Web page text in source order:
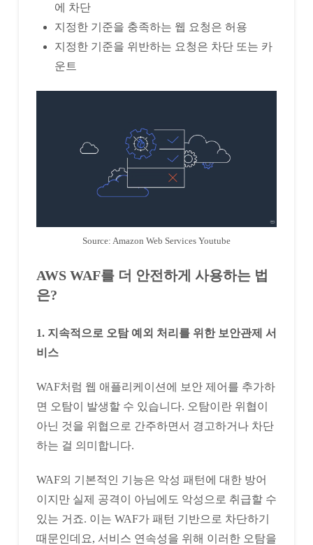
에 차단
지정한 기준을 충족하는 웹 요청은 허용
지정한 기준을 위반하는 요청은 차단 또는 카
운트
Source: Amazon Web Services Youtube
AWS WAF를 더 안전하게 사용하는 법
은?
1. 지속적으로 오탐 예외 처리를 위한 보안관제 서
비스
WAF처럼 웹 애플리케이션에 보안 제어를 추가하
면 오탐이 발생할 수 있습니다. 오탐이란 위협이
아닌 것을 위협으로 간주하면서 경고하거나 차단
하는 걸 의미합니다.
WAF의 기본적인 기능은 악성 패턴에 대한 방어
이지만 실제 공격이 아님에도 악성으로 취급할 수
있는 거죠. 이는 WAF가 패턴 기반으로 차단하기
때문인데요, 서비스 연속성을 위해 이러한 오탐을